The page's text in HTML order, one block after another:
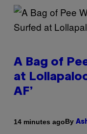
A Bag of
at
AF’
14 minutes agoBy